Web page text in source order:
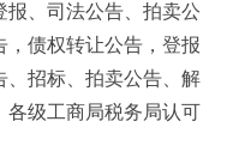
、司法公告、拍卖公
债权转让公告，登报
、招标、拍卖公告、解
各级工商局税务局认可